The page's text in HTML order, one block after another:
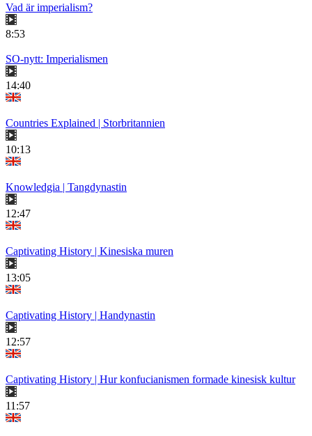
Vad är imperialism?
8:53
SO-nytt: Imperialismen
14:40
Countries Explained | Storbritannien
10:13
Knowledgia | Tangdynastin
12:47
Captivating History | Kinesiska muren
13:05
Captivating History | Handynastin
12:57
Captivating History | Hur konfucianismen formade kinesisk kultur
11:57